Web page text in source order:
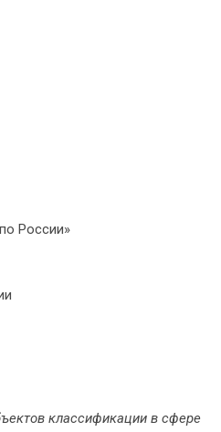
России»
классификации в сфере